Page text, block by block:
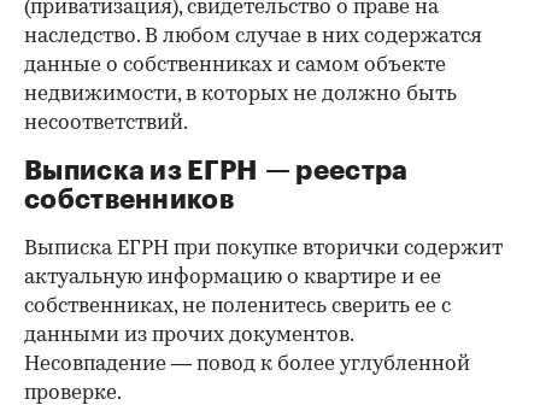
(приватизация), свидетельство о праве на
наследство. В любом случае в них содержатся
данные о собственниках и самом объекте
недвижимости, в которых не должно быть
несоответствий.
Выписка из ЕГРН — реестра
собственников
Выписка ЕГРН при покупке вторички содержит
актуальную информацию о квартире и ее
собственниках, не поленитесь сверить ее с
данными из прочих документов.
Несовпадение — повод к более углубленной
проверке.